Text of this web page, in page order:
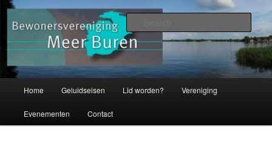
Skip
primary
content
Skip
secondary
contentMeer Buren
Home Geluidseisen Lid worden? Vereniging
Evenementen Contact